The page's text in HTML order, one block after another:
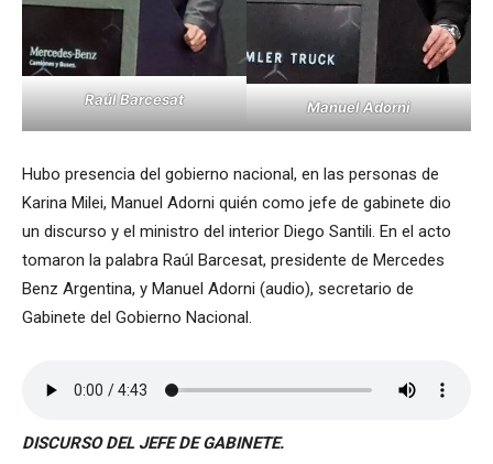
Raúl Barcesat Manuel Adorni
Hubo presencia del gobierno nacional, en las personas de
Karina Milei, Manuel Adorni quién como jefe de gabinete dio
un discurso y el ministro del interior Diego Santili. En el acto
tomaron la palabra Raúl Barcesat, presidente de Mercedes
Benz Argentina, y Manuel Adorni (audio), secretario de
Gabinete del Gobierno Nacional.
DISCURSO DEL JEFE DE GABINETE.